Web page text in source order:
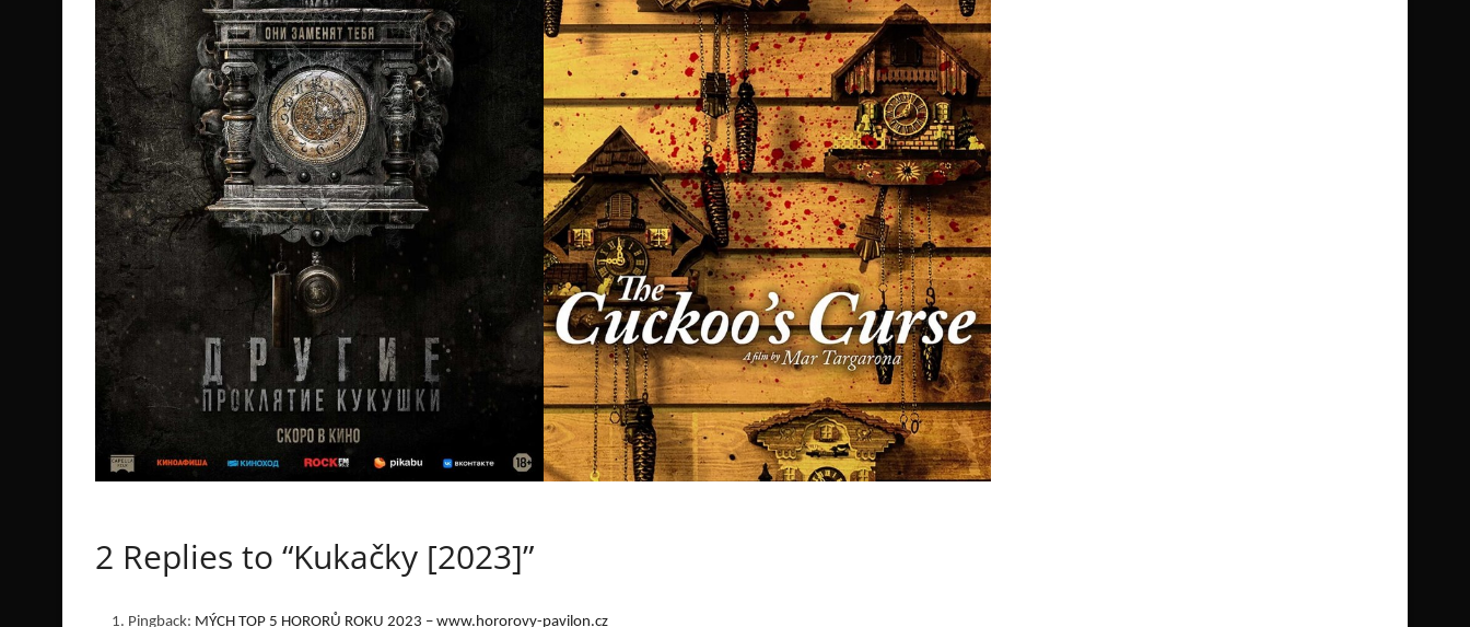
2 Replies to “Kukačky [2023]”
Pingback: MÝCH TOP 5 HORORŮ ROKU 2023 – www.hororovy-pavilon.cz